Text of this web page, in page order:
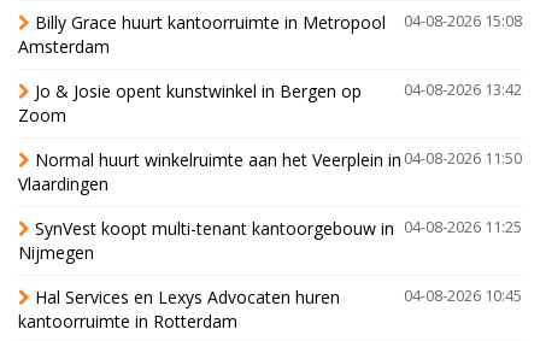
04-08-2026 15:08
Billy Grace huurt kantoorruimte in Metropool
Amsterdam
04-08-2026 13:42
Jo & Josie opent kunstwinkel in Bergen op
Zoom
04-08-2026 11:50
Normal huurt winkelruimte aan het Veerplein in
Vlaardingen
04-08-2026 11:25
SynVest koopt multi-tenant kantoorgebouw in
Nijmegen
04-08-2026 10:45
Hal Services en Lexys Advocaten huren
kantoorruimte in Rotterdam